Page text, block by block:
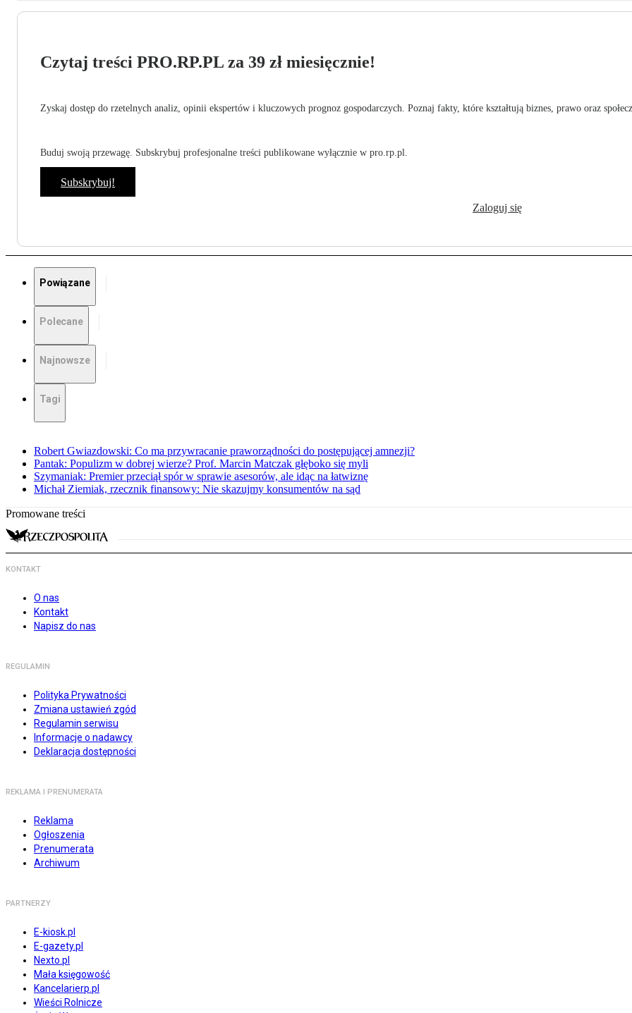
Czytaj treści PRO.RP.PL za 39 zł miesięcznie!
Zyskaj dostęp do rzetelnych analiz, opinii ekspertów i kluczowych prognoz gospodarczych. Poznaj fakty, które kształtują biznes, prawo oraz
Buduj swoją przewagę. Subskrybuj profesjonalne treści publikowane wyłącznie w pro.rp.pl.
Subskrybuj!
Zaloguj się
Powiązane
Polecane
Najnowsze
Tagi
Robert Gwiazdowski: Co ma przywracanie praworządności do postępującej amnezji?
Pantak: Populizm w dobrej wierze? Prof. Marcin Matczak głęboko się myli
Szymaniak: Premier przeciął spór w sprawie asesorów, ale idąc na łatwiznę
Michał Ziemiak, rzecznik finansowy: Nie skazujmy konsumentów na sąd
Promowane treści
KONTAKT
O nas
Kontakt
Napisz do nas
REGULAMIN
Polityka Prywatności
Zmiana ustawień zgód
Regulamin serwisu
Informacje o nadawcy
Deklaracja dostępności
REKLAMA I PRENUMERATA
Reklama
Ogłoszenia
Prenumerata
Archiwum
PARTNERZY
E-kiosk.pl
E-gazety.pl
Nexto.pl
Mała księgowość
Kancelarierp.pl
Wieści Rolnicze